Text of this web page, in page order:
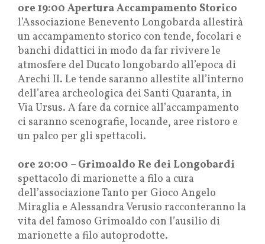
ore 19:00 Apertura Accampamento Storico
l’Associazione Benevento Longobarda allestirà
un accampamento storico con tende, focolari e
banchi didattici in modo da far rivivere le
atmosfere del Ducato longobardo all’epoca di
Arechi II. Le tende saranno allestite all’interno
dell’area archeologica dei Santi Quaranta, in
Via Ursus. A fare da cornice all’accampamento
ci saranno scenografie, locande, aree ristoro e
un palco per gli spettacoli.
ore 20:00 – Grimoaldo Re dei Longobardi
spettacolo di marionette a filo a cura
dell’associazione Tanto per Gioco Angelo
Miraglia e Alessandra Verusio racconteranno la
vita del famoso Grimoaldo con l’ausilio di
marionette a filo autoprodotte.